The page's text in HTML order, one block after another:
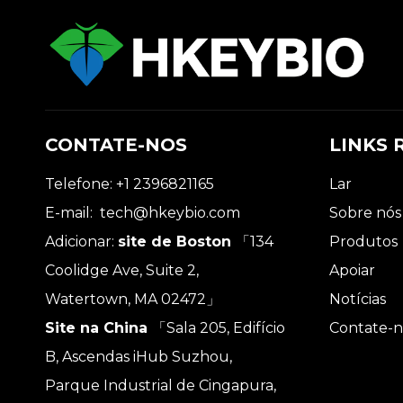
CONTATE-NOS
Telefone: +1 2396821165
E-mail: tech@hkeybio.com
Adicionar: site de Boston
「134
Coolidge Ave, Suite 2,
Watertown, MA 02472」
Site na China
「Sala 205, Edifício
B, Ascendas iHub Suzhou,
Parque Industrial de Cingapura,
LINKS
Lar
Sobre nós
Produtos
Apoiar
Notícias
Contate-